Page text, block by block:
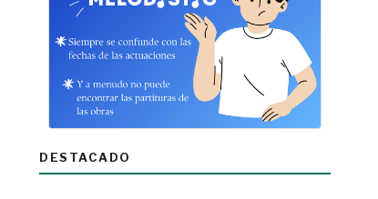
DESTACADO